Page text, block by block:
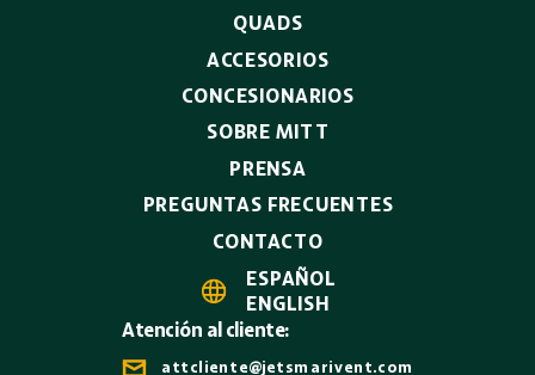
QUADS
ACCESORIOS
CONCESIONARIOS
SOBRE MITT
PRENSA
PREGUNTAS FRECUENTES
CONTACTO

ESPAÑOL
ENGLISH
Atención al cliente:

attcliente@jetsmarivent.com